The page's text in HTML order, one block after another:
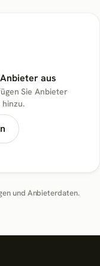
aus
Sie Anbieter
und Anbieterdaten.